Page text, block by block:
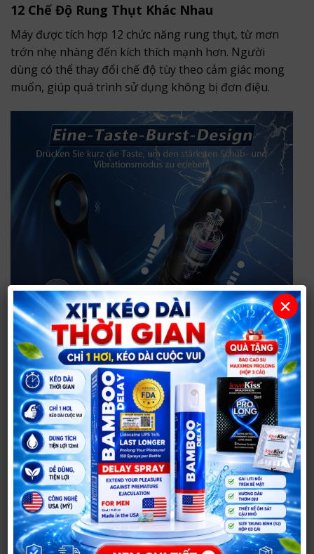
12 Chế Độ Rung Thụt Khác Nhau
Máy được tích hợp 12 chức năng rung thụt, từ mơn
trớn nhẹ nhàng đến kích thích mạnh hơn. Người
dùng có thể thay đổi chế độ tùy theo cảm giác mong
muốn, giúp quá trình sử dụng không bị đơn điệu.
Thiết kế plug rung thụt tự động kích thích đa điểm
Điều Khiển Từ Xa Bằng Remote
Remote đi kèm giúp bật, tắt và thay đổi chế độ nhanh
chóng. Đây là điểm tiện lợi cho những ai thích sự kín
đáo, muốn chủ động kiểm soát nhịp rung thụt hoặc
dùng sản phẩm trong các màn dạo đầu cùng bạn
tình.
×